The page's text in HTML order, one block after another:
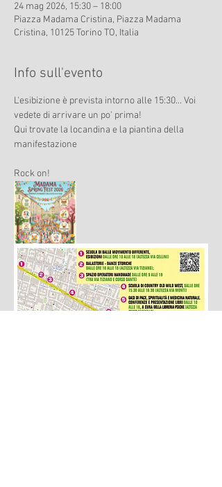
24 mag 2026, 15:30 – 18:00
Piazza Madama Cristina, Piazza Madama
Cristina, 10125 Torino TO, Italia
Info sull'evento
L'esibizione è prevista intorno alle 15:30... Voi
vedete di arrivare un po' prima!
Qui trovate la locandina e la piantina della
manifestazione
Rock on!